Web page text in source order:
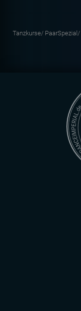
Tanzkurse/ PaarSpezial/